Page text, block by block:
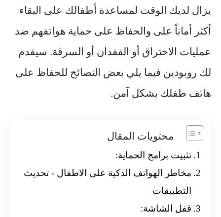
يزال لديك الوقت لمساعدة أطفالك على البقاء
أكثر أماناً على والحفاظ على حماية هواتفهم ضد
عمليات الاختراق أو الفقدان أو السرقة. سيقدم
لك روبودين فيما يلي بعض النصائح للحفاظ على
هاتف طفلك بشكل آمن.
محتويات المقال
تثبيت برامج الحماية:
مخاطر الهواتف الذكية على الاطفال - تحديث
التطبيقات
قفل الشاشة: